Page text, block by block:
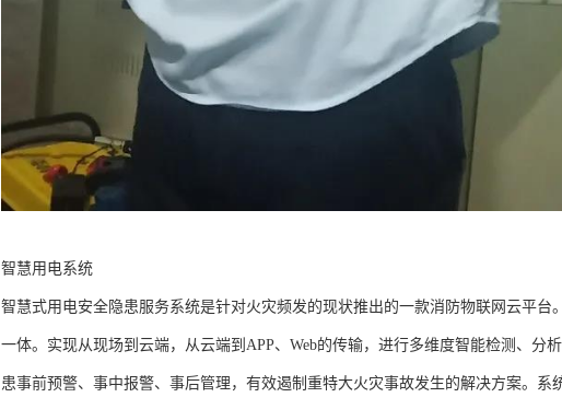
智慧用电系统
智慧式用电安全隐患服务系统是针对火灾频发的现状推出的一款消防物联网云平
一体。实现从现场到云端，从云端到APP、Web的传输，进行多维度智能检测、分
患事前预警、事中报警、事后管理，有效遏制重特大火灾事故发生的解决方案。